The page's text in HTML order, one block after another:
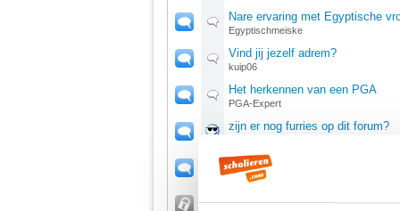
Nare ervaring met Egyptische
Egyptischmeiske
Vind jij jezelf adrem?
kuip06
Het herkennen van een PGA
PGA-Expert
zijn er nog furries op dit forum?
Elin3 en Pluis
JaapieEleven
Pi-coin is een gratis crypto coin